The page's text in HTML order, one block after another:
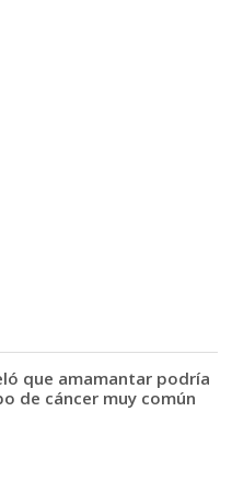
que amamantar podría
de cáncer muy común